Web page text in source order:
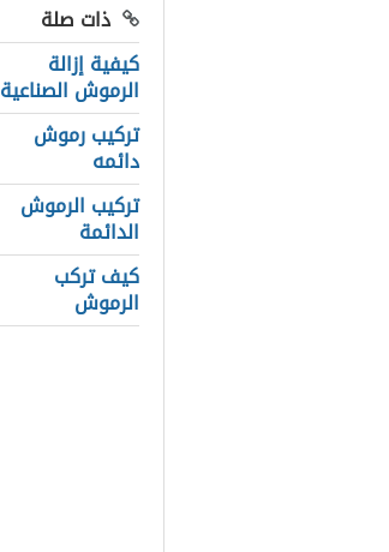
ذات صلة
كيفية إزالة
الرموش الصناعية
تركيب رموش
دائمه
تركيب الرموش
الدائمة
كيف تركب
الرموش